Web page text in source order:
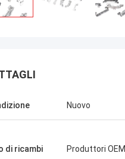
Nuovo
di ricambi Produttori OEM